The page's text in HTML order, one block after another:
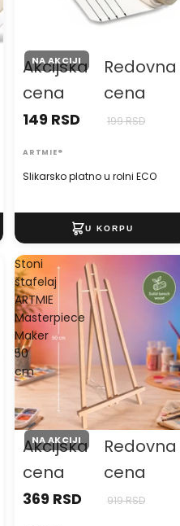
NA AKCIJI
Slikarsko platno u rolni ECO
Akcijska
cena
149 RSD
Redovna
cena
199 RSD
ARTMIE®
Stoni
štafelaj
ARTMIE
Masterpiece
Maker
50
cm
NA AKCIJI
Akcijska
cena
369 RSD
Redovna
cena
919 RSD